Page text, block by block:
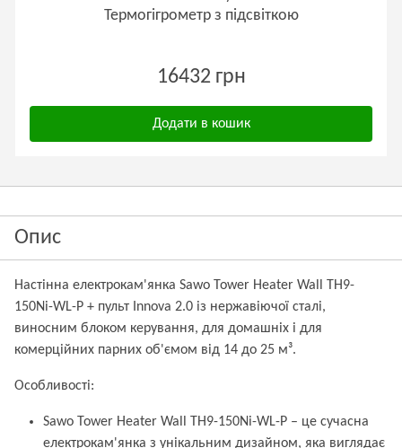
Термогігрометр з підсвіткою
16432 грн
Додати в кошик
Опис
Настінна електрокам'янка Sawo Tower Heater Wall TH9-
150Ni-WL-P + пульт Innova 2.0 із нержавіючої сталі,
виносним блоком керування, для домашніх і для
комерційних парних об'ємом від 14 до 25 м³.
Особливості:
Sawo Tower Heater Wall TH9-150Ni-WL-P – це сучасна
електрокам'янка з унікальним дизайном, яка виглядає